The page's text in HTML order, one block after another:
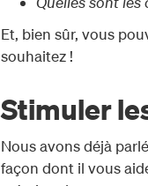
Et, bien sûr, vous
souhaitez !
Stimuler
Nous avons déjà
façon dont il vous